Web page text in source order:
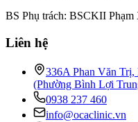
BS Phụ trách: BSCKII Phạm
Liên hệ
336A Phan Văn Trị,
(Phường Bình Lợi
0938 237 460
info@ocaclinic.vn